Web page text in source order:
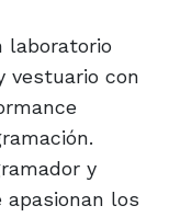
laboratorio
vestuario con
y
los